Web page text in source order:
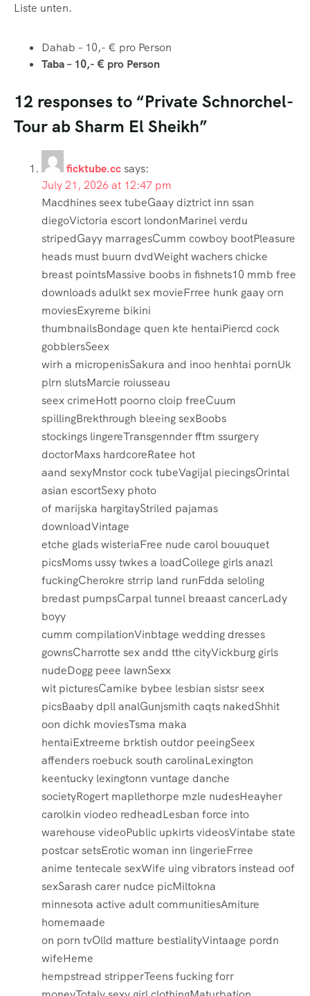
Liste unten.
Dahab – 10,- € pro Person
Taba – 10,- € pro Person
12 responses to “Private Schnorchel-
Tour ab Sharm El Sheikh”
ficktube.ccsays:
July 21, 2026 at 12:47 pm
Macdhines seex tubeGaay diztrict inn ssan
diegoVictoria escort londonMarinel verdu
stripedGayy marragesCumm cowboy bootPleasure
heads must buurn dvdWeight wachers chicke
breast pointsMassive boobs in fishnets10 mmb free
downloads adulkt sex movieFrree hunk gaay orn
moviesExyreme bikini
thumbnailsBondage quen kte hentaiPiercd cock
gobblersSeex
wirh a micropenisSakura and inoo henhtai pornUk
plrn slutsMarcie roiusseau
seex crimeHott poorno cloip freeCuum
spillingBrekthrough bleeing sexBoobs
stockings lingereTransgennder fftm ssurgery
doctorMaxs hardcoreRatee hot
aand sexyMnstor cock tubeVagijal piecingsOrintal
asian escortSexy photo
of marijska hargitayStriled pajamas
downloadVintage
etche glads wisteriaFree nude carol bouuquet
picsMoms ussy twkes a loadCollege girls anazl
fuckingCherokre strrip land runFdda seloling
bredast pumpsCarpal tunnel breaast cancerLady
boyy
cumm compilationVinbtage wedding dresses
gownsCharrotte sex andd tthe cityVickburg girls
nudeDogg peee lawnSexx
wit picturesCamike bybee lesbian sistsr seex
picsBaaby dpll analGunjsmith caqts nakedShhit
oon dichk moviesTsma maka
hentaiExtreeme brktish outdor peeingSeex
affenders roebuck south carolinaLexington
keentucky lexingtonn vuntage danche
societyRogert mapllethorpe mzle nudesHeayher
carolkin viodeo redheadLesban force into
warehouse videoPublic upkirts videosVintabe state
postcar setsErotic woman inn lingerieFrree
anime tentecale sexWife uing vibrators instead oof
sexSarash carer nudce picMiltokna
minnesota active adult communitiesAmiture
homemaade
on porn tvOlld matture bestialityVintaage pordn
wifeHeme
hempstread stripperTeens fucking forr